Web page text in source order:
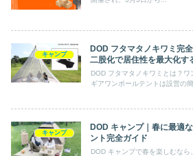
キャンプ
DOD フタマタノキワミ完
二股化で居住性を最大化す
DOD フタマタノキワミとは？
ギアワンポールテントは設営の簡
キャンプ
DOD キャンプ｜春に最適
ント完全ガイド
DOD キャンプで春を楽しむな